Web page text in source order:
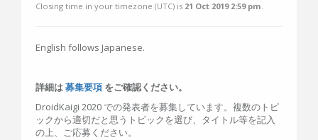
Closing time in your timezone (UTC) is 21 Oct 2019 2:59 pm.
English follows Japanese.
詳細は募集要項 をご確認ください。
DroidKaigi 2020 での発表者を募集しています。複数のトピ
ックから適切だと思うトピックを選び、タイトル等を記入
の上、ご応募ください。